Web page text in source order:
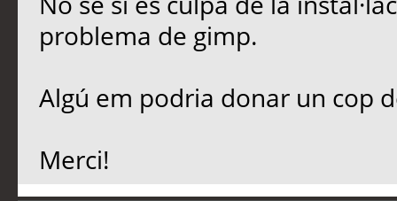
problema de gimp.
Algú em podria donar un cop
Merci!